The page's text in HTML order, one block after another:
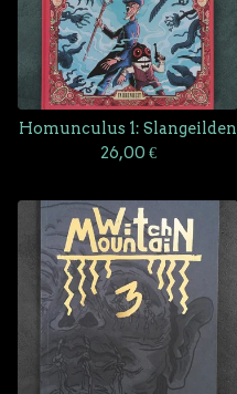
Homunculus 1: Slangeilden
26,00 €